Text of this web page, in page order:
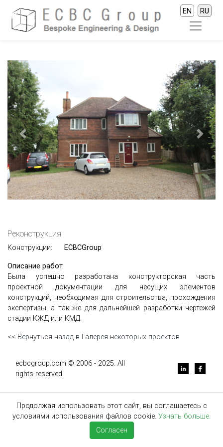
EN RU
Previous Next
Реконструкция
Конструкции: ECBCGroup
Описание работ
Была успешно разработана конструкторская часть
проектной документации для несущих элементов
конструкций, необходимая для строительства, прохождения
экспертизы, а так же для дальнейшей разработки чертежей
стадии КЖД или КМД.
<< Вернуться назад в Галерея некоторых проектов
ecbcgroup.com © 2006 - 2025. All
rights reserved.
Продолжая использовать этот сайт, вы соглашаетесь с
условиями использования файлов cookie. Узнать больше.
Согласен